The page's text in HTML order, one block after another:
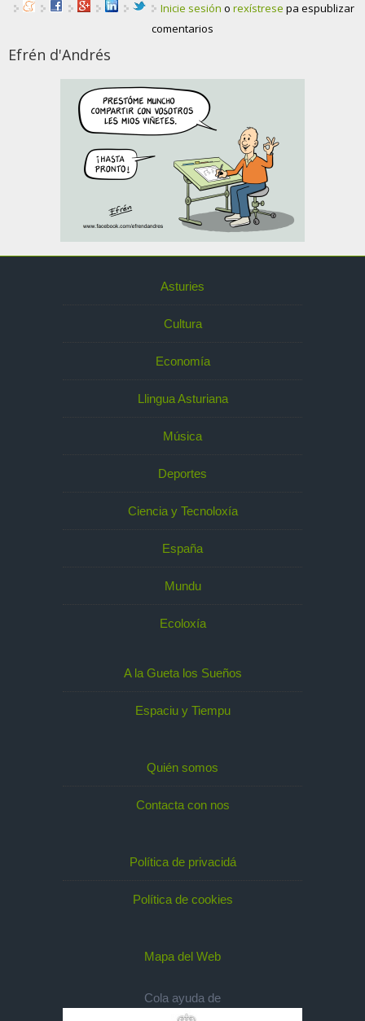
Inicie sesión o rexístrese pa espublizar
comentarios
Efrén d'Andrés
Asturies
Cultura
Economía
Llingua Asturiana
Música
Deportes
Ciencia y Tecnoloxía
España
Mundu
Ecoloxía
A la Gueta los Sueños
Espaciu y Tiempu
Quién somos
Contacta con nos
Política de privacidá
Política de cookies
Mapa del Web
Cola ayuda de